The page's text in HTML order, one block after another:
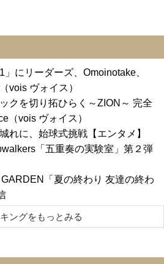
」にリーダーズ、Omoinotake、
vois ヴォイス）
クを切り拓ひらく～ZION～ 完全
（vois ヴォイス）
れに、始球式挑戦【エンタメ】
「五重奏の実験室」第２弾
GARDEN「夏の終わり 友達の終わ
ングをもっとみる